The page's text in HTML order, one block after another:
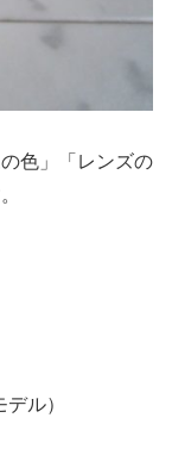
色」「レンズの
ル）